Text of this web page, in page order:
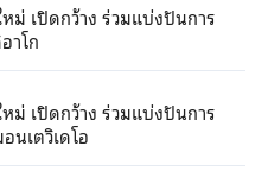
ม่ เปิดกว้าง ร่วมแบ่งปันการ
าโก
ม่ เปิดกว้าง ร่วมแบ่งปันการ
เตวิเดโอ